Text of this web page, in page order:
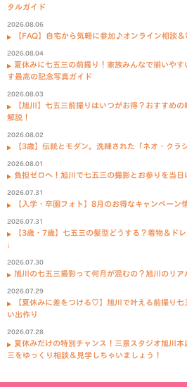
タルガイド
2026.08.06
【FAQ】自宅から気軽に参加♪オンライン相談＆
2026.08.04
夏休みに七五三の前撮り！家族みんなで揃いや
す最高の記念写真ガイド
2026.08.03
【旭川】七五三前撮りはいつがお得？おすすめ
解説！
2026.08.02
【3歳】伝統とモダン。洗練された「ネオ・クラ
2026.08.01
負担ゼロへ！旭川で七五三の撮影とお参りを当
2026.07.31
【入学・卒園フォト】8月のお得なキャンペーン
2026.07.31
【3歳・7歳】七五三の髪型どうする？着物＆ド
♩
2026.07.30
旭川の七五三撮影って何月が混むの？旭川のリ
2026.07.29
【夏休みに差をつける♡】旭川で叶える前撮り
い出作り
2026.07.28
夏休みだけの特別チャンス！三景スタジオ旭川
三をゆっくり相談＆見学しちゃいましょう！